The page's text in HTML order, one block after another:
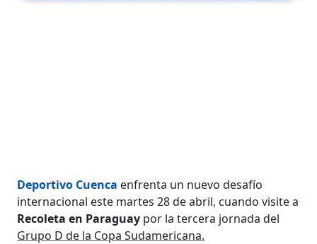
Deportivo Cuenca enfrenta un nuevo desafío
internacional este martes 28 de abril, cuando visite a
Recoleta en Paraguay por la tercera jornada del
Grupo D de la Copa Sudamericana.